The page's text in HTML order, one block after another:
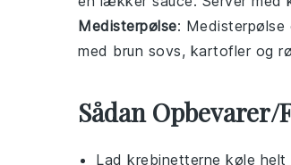
Medisterpølse:
med brun sovs, kartofler og
Sådan
Lad krebinetterne køle helt